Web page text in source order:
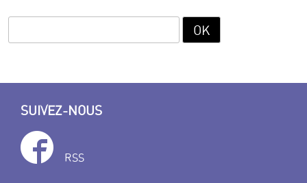
SUIVEZ-NOUS
RSS